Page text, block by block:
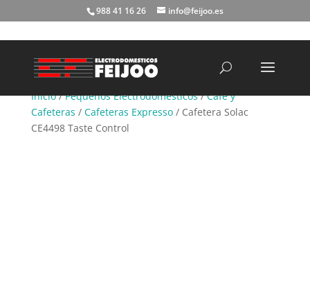
988 41 16 26 info@feijoo.es
Inicio/Pequeños Electrodomésticos/Café y
Cafeteras / Cafeteras Expresso/ Cafetera Solac
CE4498 Taste Control